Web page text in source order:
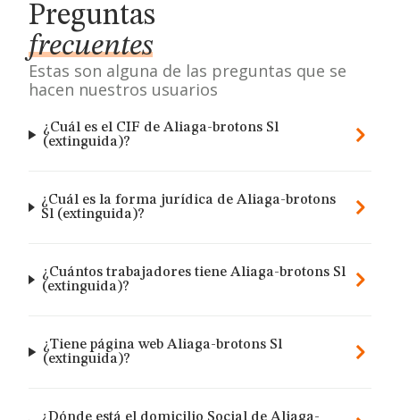
Preguntas
frecuentes
Estas son alguna de las preguntas que se
hacen nuestros usuarios
¿Cuál es el CIF de Aliaga-brotons Sl
(extinguida)?
¿Cuál es la forma jurídica de Aliaga-brotons
Sl (extinguida)?
¿Cuántos trabajadores tiene Aliaga-brotons Sl
(extinguida)?
¿Tiene página web Aliaga-brotons Sl
(extinguida)?